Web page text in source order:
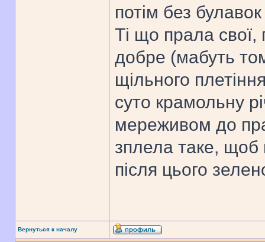
потім без
Ті що прала
добре (мабуть
щільного
суто крамольну
мереживом до
зплела таке,
після цього
Вернуться к началу